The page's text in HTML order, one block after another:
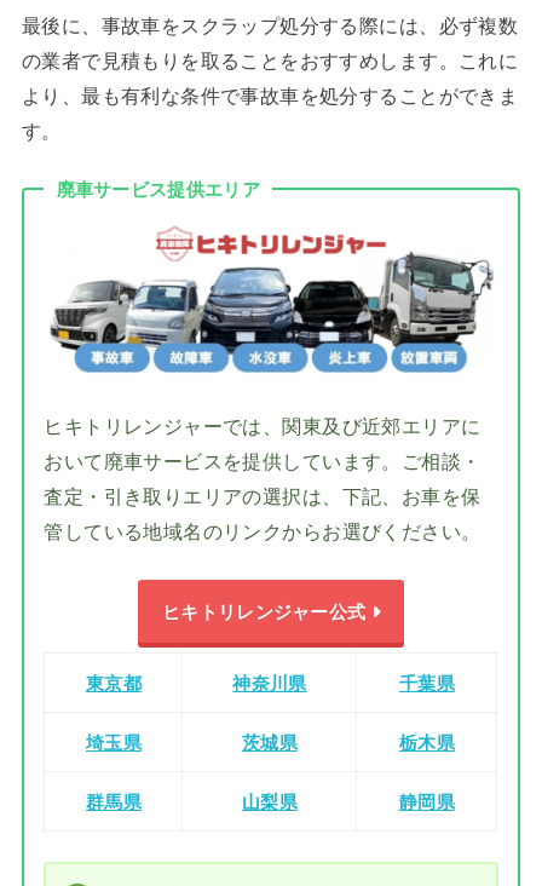
最後に、事故車をスクラップ処分する際には、必ず複数
の業者で見積もりを取ることをおすすめします。これに
より、最も有利な条件で事故車を処分することができま
す。
廃車サービス提供エリア
ヒキトリレンジャーでは、関東及び近郊エリアに
おいて廃車サービスを提供しています。ご相談・
査定・引き取りエリアの選択は、下記、お車を保
管している地域名のリンクからお選びください。
ヒキトリレンジャー公式
東京都 神奈川県 千葉県
埼玉県 茨城県 栃木県
群馬県 山梨県 静岡県